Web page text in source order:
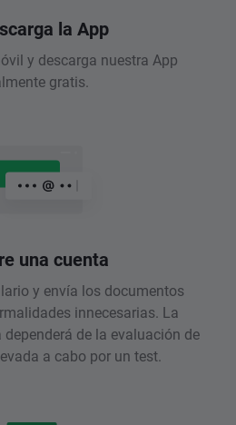
la App
y descarga nuestra App
gratis.
una cuenta
y envía los documentos
innecesarias. La
de la evaluación de
a cabo por un test.